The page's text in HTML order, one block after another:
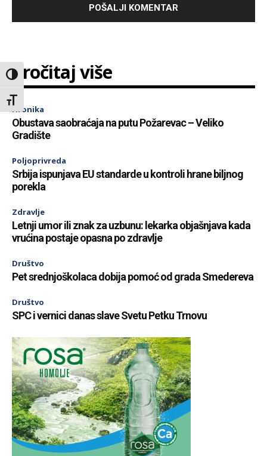
Toggle High Contrast
Toggle Font size
Pročitaj više
Hronika
Obustava saobraćaja na putu Požarevac – Veliko
Gradište
Poljoprivreda
Srbija ispunjava EU standarde u kontroli hrane biljnog
porekla
Zdravlje
Letnji umor ili znak za uzbunu: lekarka objašnjava kada
vrućina postaje opasna po zdravlje
Društvo
Pet srednjoškolaca dobija pomoć od grada Smedereva
Društvo
SPC i vernici danas slave Svetu Petku Trnovu